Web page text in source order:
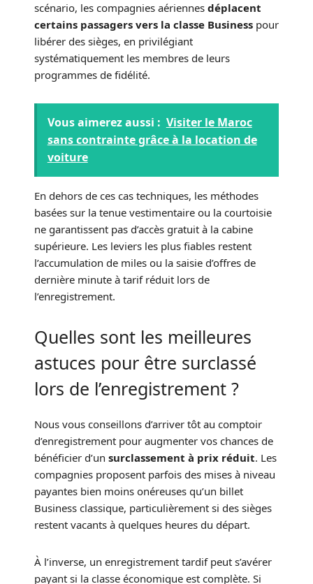
scénario, les compagnies aériennes déplacent
certains passagers vers la classe Businesspour
libérer des sièges, en privilégiant
systématiquement les membres de leurs
programmes de fidélité.
Vous aimerez aussi : Visiter le Maroc
sans contrainte grâce à la location de
voiture
En dehors de ces cas techniques, les méthodes
basées sur la tenue vestimentaire ou la courtoisie
ne garantissent pas d’accès gratuit à la cabine
supérieure. Les leviers les plus fiables restent
l’accumulation de miles ou la saisie d’offres de
dernière minute à tarif réduit lors de
l’enregistrement.
Quelles sont les meilleures
astuces pour être surclassé
lors de l’enregistrement ?
Nous vous conseillons d’arriver tôt au comptoir
d’enregistrement pour augmenter vos chances de
bénéficier d’un surclassement à prix réduit. Les
compagnies proposent parfois des mises à niveau
payantes bien moins onéreuses qu’un billet
Business classique, particulièrement si des sièges
restent vacants à quelques heures du départ.
À l’inverse, un enregistrement tardif peut s’avérer
payant si la classe économique est complète. Si